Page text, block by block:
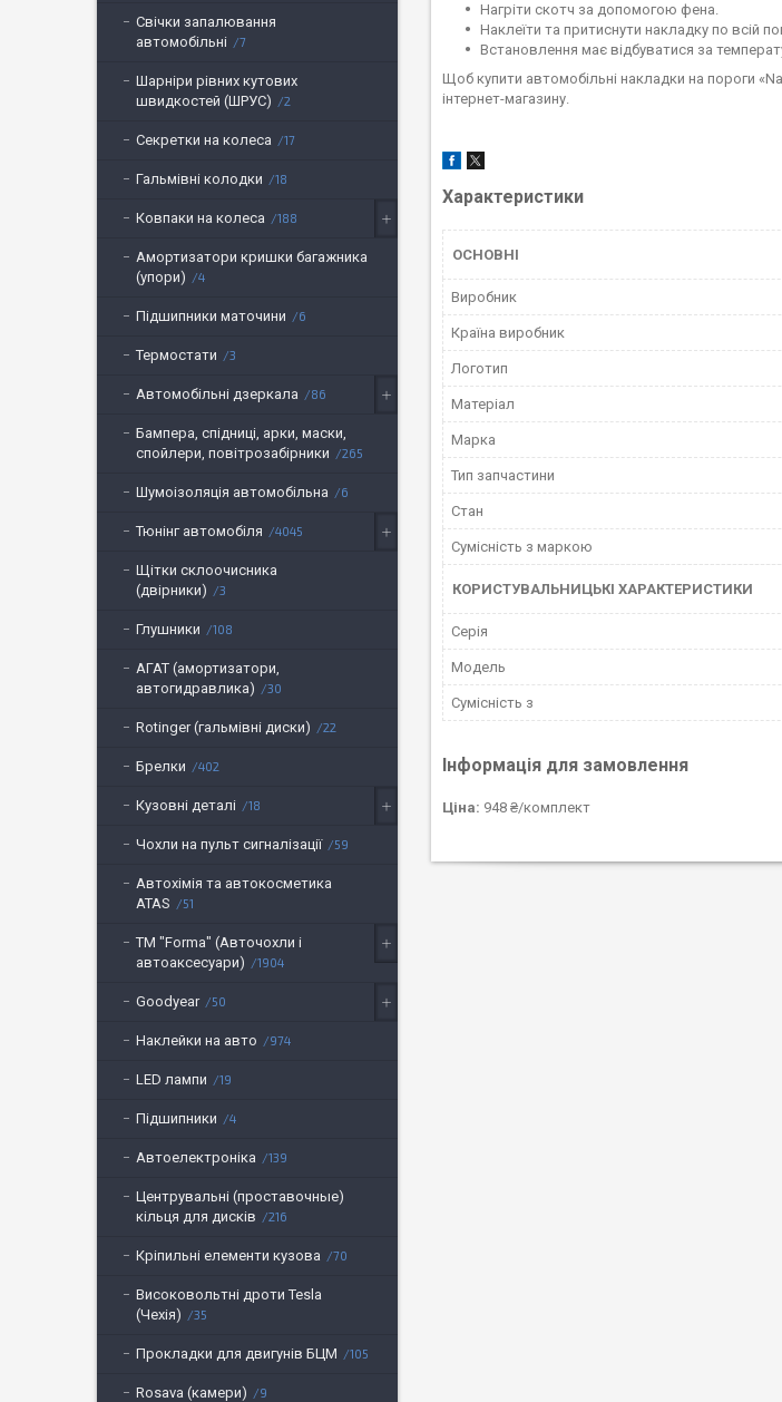
Нагріти скотч за допомогою фена.
Наклеїти та притиснути накладку по всій
Встановлення має відбуватися за
Щоб купити автомобільні накладки на пороги
інтернет-магазину.
Характеристики
ОСНОВНІ
Виробник
Країна виробник
Логотип
Матеріал
Марка
Тип запчастини
Стан
Сумісність з маркою
КОРИСТУВАЛЬНИЦЬКІ ХАРАКТЕРИСТИКИ
Серія
Модель
Сумісність з
Інформація для замовлення
Ціна: 948 ₴/комплект
Свічки запалювання
автомобільні
7
Шарніри рівних кутових
швидкостей (ШРУС)
2
Секретки на колеса 17
Гальмівні колодки 18
Ковпаки на колеса 188
Амортизатори кришки багажника
(упори)
4
Підшипники маточини 6
Термостати 3
Автомобільні дзеркала 86
Бампера, спідниці, арки, маски,
спойлери, повітрозабірники
265
Шумоізоляція автомобільна 6
Тюнінг автомобіля 4045
Щітки склоочисника
(двірники)
3
Глушники 108
АГАТ (амортизатори,
автогидравлика)
30
Rotinger (гальмівні диски) 22
Брелки 402
Кузовні деталі 18
Чохли на пульт сигналізації 59
Автохімія та автокосметика
ATAS
51
ТМ "Forma" (Авточохли і
автоаксесуари)
1904
Goodyear 50
Наклейки на авто 974
LED лампи 19
Підшипники 4
Автоелектроніка 139
Центрувальні (проставочные)
кільця для дисків
216
Кріпильні елементи кузова 70
Високовольтні дроти Tesla
(Чехія)
35
Прокладки для двигунів БЦМ 105
Rosava (камери) 9